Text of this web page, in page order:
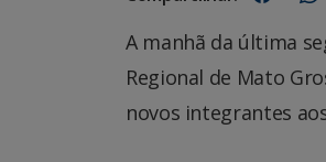
A manhã da última
Regional de Mato
novos integrantes